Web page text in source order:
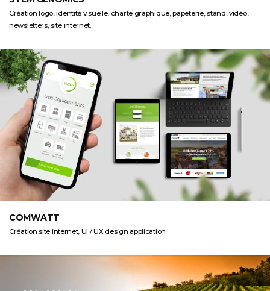
Création logo, identité visuelle, charte graphique, papeterie, stand, vidéo,
newsletters, site internet...
COMWATT
Création site internet, UI / UX design application